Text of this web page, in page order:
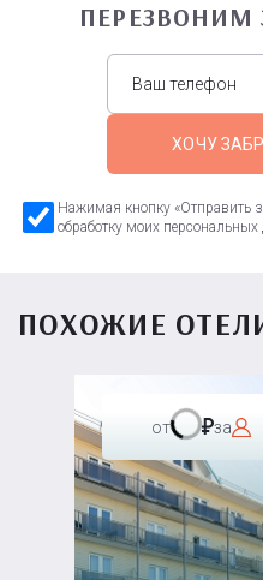
ПЕРЕЗВОНИМ
ХОЧУ
Нажимая кнопку «Отправить
обработку моих
ПОХОЖИЕ
от за